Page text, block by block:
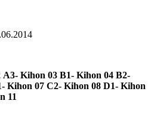
A3- Kihon 03 B1- Kihon 04 B2-
Kihon 07 C2- Kihon 08 D1- Kihon
11